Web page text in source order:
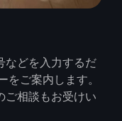
などを入力するだ
ご案内します。
ご相談もお受けい